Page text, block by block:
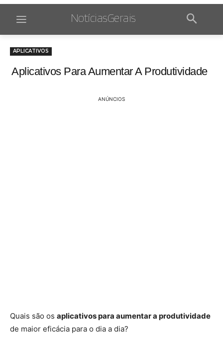
NotíciasGerais
APLICATIVOS
Aplicativos Para Aumentar A Produtividade
ANÚNCIOS
Quais são os aplicativos para aumentar a produtividade
de maior eficácia para o dia a dia?